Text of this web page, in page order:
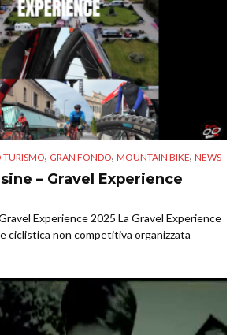
TURISMO, GRAN FONDO, MOUNTAIN BIKE, NEWS
– Gravel Experience
Experience 2025 La Gravel Experience
ciclistica non competitiva organizzata